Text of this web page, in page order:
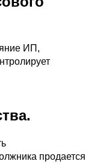
ИП,
продается